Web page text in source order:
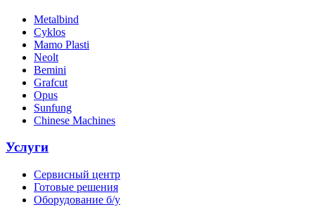
Metalbind
Cyklos
Mamo Plasti
Neolt
Bemini
Grafcut
Opus
Sunfung
Chinese Machines
Услуги
Сервисный центр
Готовые решения
Оборудование б/у